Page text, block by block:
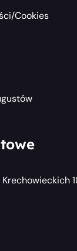
cookies
Krechowieckich